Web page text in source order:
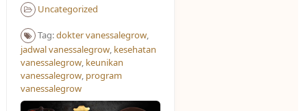
Uncategorized
Tag:dokter vanessalegrow,
jadwal vanessalegrow, kesehatan
vanessalegrow, keunikan
vanessalegrow, program
vanessalegrow